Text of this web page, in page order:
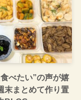
食べたい”の声が嬉
末まとめて作り置